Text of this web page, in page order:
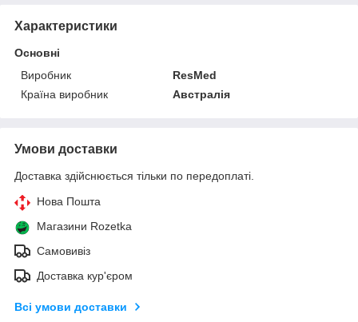
Характеристики
Основні
Виробник
ResMed
Країна виробник
Австралія
Умови доставки
Доставка здійснюється тільки по передоплаті.
Нова Пошта
Магазини Rozetka
Самовивіз
Доставка кур'єром
Всі умови доставки